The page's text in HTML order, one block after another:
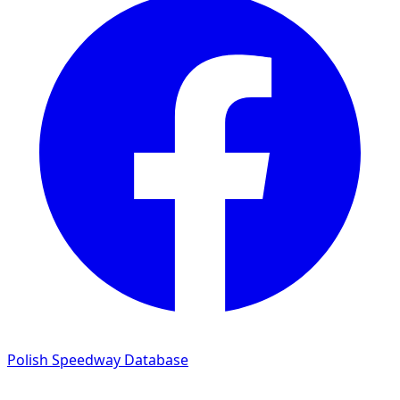
Polish Speedway Database